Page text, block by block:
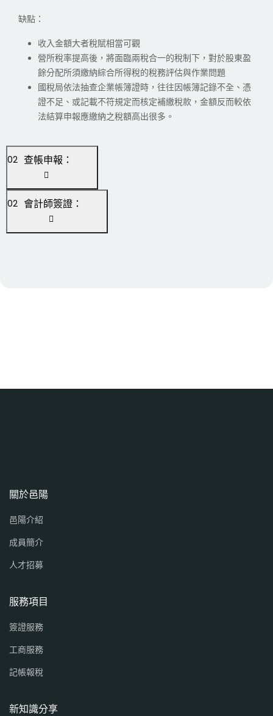
缺點：
收入金額大者稅賦相當可觀
營所稅率提高後，將面臨兩稅合一的稅制下，對於股東盈
餘分配所須繳納綜合所得稅的稅務評估與作業問題
國稅局依法抽查企業帳簿證時，往往因帳簿記錄不全、憑
證不足、或記載不符規定而核定補繳稅款，金額反而較依
法結算申報應繳納之稅額高出很多。
02 查帳申報：
02 會計師簽證：
關於邑陽
邑陽介紹
成員簡介
人才招募
服務項目
簽證服務
工商服務
記帳報稅
新知識分享